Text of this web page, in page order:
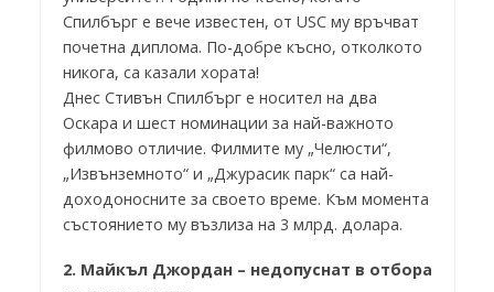
Спилбърг е вече известен, от USC му връчват
почетна диплома. По-добре късно, отколкото
никога, са казали хората!
Днес Стивън Спилбърг е носител на два
Оскара и шест номинации за най-важното
филмово отличие. Филмите му „Челюсти“,
„Извънземното“ и „Джурасик парк“ са най-
доходоносните за своето време. Към момента
състоянието му възлиза на 3 млрд. долара.
2. Майкъл Джордан – недопуснат в отбора